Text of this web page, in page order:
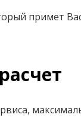
примет